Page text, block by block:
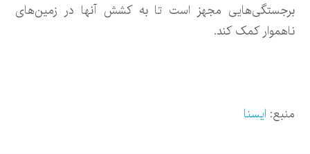
برجستگی‌هایی مجهز است تا به کشش آنها در زمین‌های
ناهموار کمک کند.
منبع: ایسنا